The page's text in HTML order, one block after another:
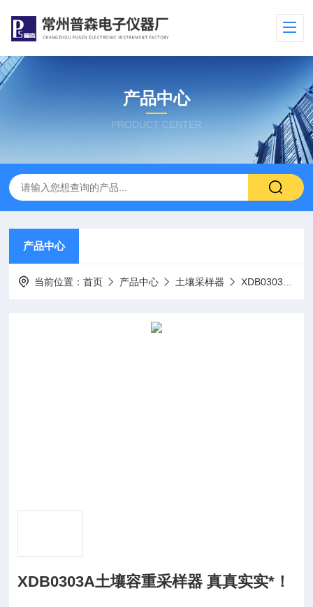
产品中心
PRODUCT CENTER
产品中心
当前位置：首页 产品中心 土壤采样器 XDB0303A土壤容重采样器
XDB0303A土壤容重采样器 真真实实*！